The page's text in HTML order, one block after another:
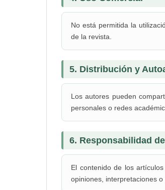
No está permitida la
de la revista.
5. Distribución y
Los autores pueden
personales o redes
6. Responsabilidad
El contenido de los
opiniones, interpretaciones